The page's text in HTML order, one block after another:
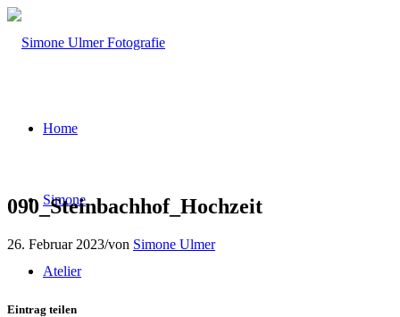
Home
Simone
Atelier
090_Steinbachhof_Hochzeit
26. Februar 2023/von Simone Ulmer
Eintrag teilen